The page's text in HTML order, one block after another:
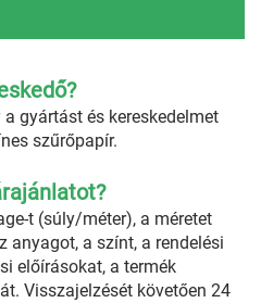
gyártást és kereskedelmet
szűrőpapír.
t (súly/méter), a méretet
anyagot, a színt, a rendelési
előírásokat, a termék
Visszajelzését követően 24